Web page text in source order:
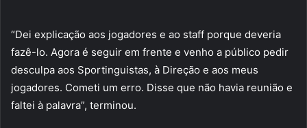
“Dei explicação aos jogadores e ao staff porque deveria
fazê-lo. Agora é seguir em frente e venho a público pedir
desculpa aos Sportinguistas, à Direção e aos meus
jogadores. Cometi um erro. Disse que não havia reunião e
faltei à palavra”, terminou.